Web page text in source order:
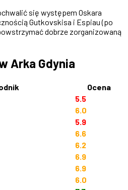
się występem Oskara
Gutkovskisa i Espiau (po
dobrze zorganizowaną
Arka Gdynia
Ocena
5.5
6.0
5.9
6.6
6.2
6.9
6.9
6.0